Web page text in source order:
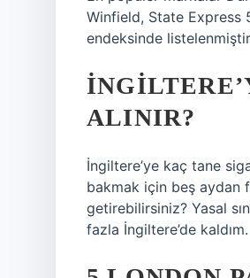
Winfield, State Express
endeksinde
ALINIR?
İngiltere’ye kaç tane
bakmak için beş aydan
getirebilirsiniz? Yasal
fazla İngiltere’de kaldım.